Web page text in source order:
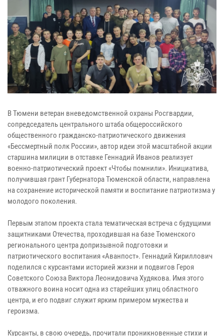
В Тюмени ветеран вневедомственной охраны Росгвардии,
сопредседатель центрального штаба общероссийского
общественного гражданско-патриотического движения
«Бессмертный полк России», автор идеи этой масштабной акции
старшина милиции в отставке Геннадий Иванов реализует
военно-патриотический проект «Чтобы помнили». Инициатива,
получившая грант Губернатора Тюменской области, направлена
на сохранение исторической памяти и воспитание патриотизма у
молодого поколения.
Первым этапом проекта стала тематическая встреча с будущими
защитниками Отечества, проходившая на базе Тюменского
регионального центра допризывной подготовки и
патриотического воспитания «Аванпост». Геннадий Кириллович
поделился с курсантами историей жизни и подвигов Героя
Советского Союза Виктора Леонидовича Худякова. Имя этого
отважного воина носит одна из старейших улиц областного
центра, и его подвиг служит ярким примером мужества и
героизма.
Курсанты, в свою очередь, прочитали проникновенные стихи и